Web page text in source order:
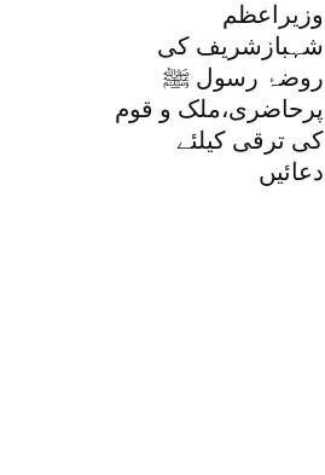
وزیراعظم
شہبازشریف کی
روضۂ رسول ﷺ
پرحاضری،ملک و قوم
کی ترقی کیلئے
دعائیں